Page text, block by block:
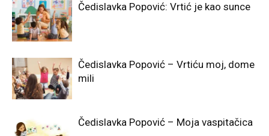
Čedislavka Popović: Vrtić je kao sunce
Čedislavka Popović – Vrtiću moj, dome
mili
Čedislavka Popović – Moja vaspitačica